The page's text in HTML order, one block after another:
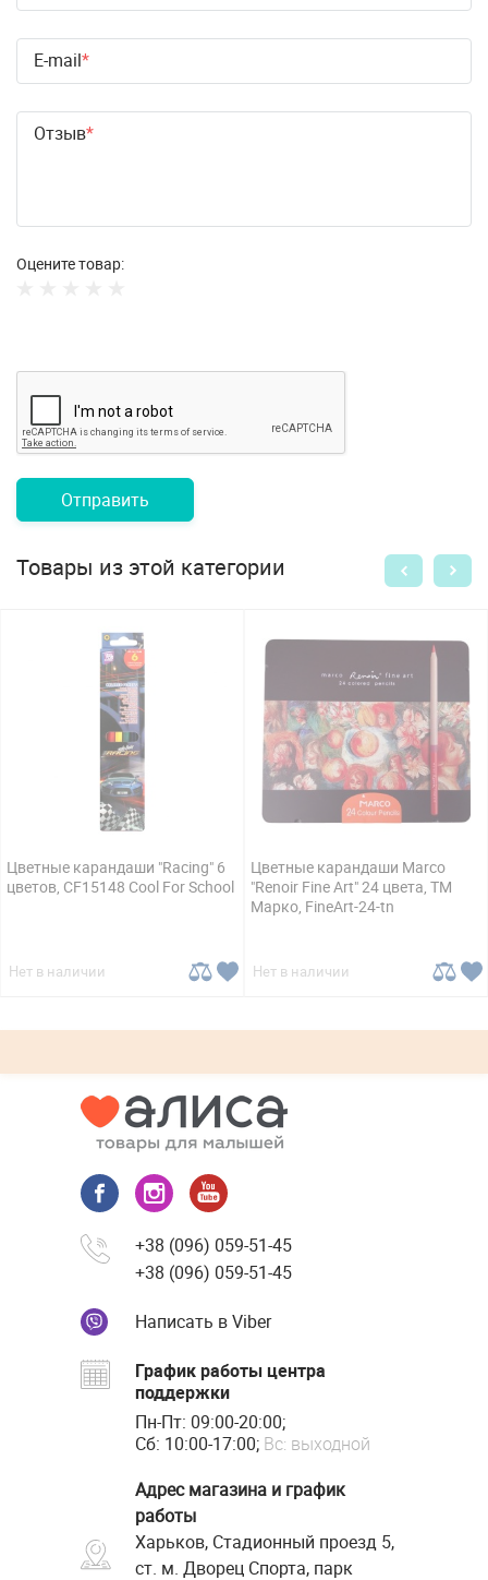
E-mail
Отзыв
Оцените товар:
Отправить
Товары из этой категории
Цветные карандаши "Racing" 6
цветов, CF15148 Cool For School
Нет в наличии
Цветные карандаши Marco
"Renoir Fine Art" 24 цвета, ТМ
Марко, FineArt-24-tn
Нет в наличии
+38 (096) 059-51-45
+38 (096) 059-51-45
Написать в Viber
График работы центра
поддержки
Пн-Пт: 09:00-20:00;
Сб: 10:00-17:00; Вс: выходной
Адрес магазина и график
работы
Харьков, Стадионный проезд 5,
ст. м. Дворец Спорта, парк